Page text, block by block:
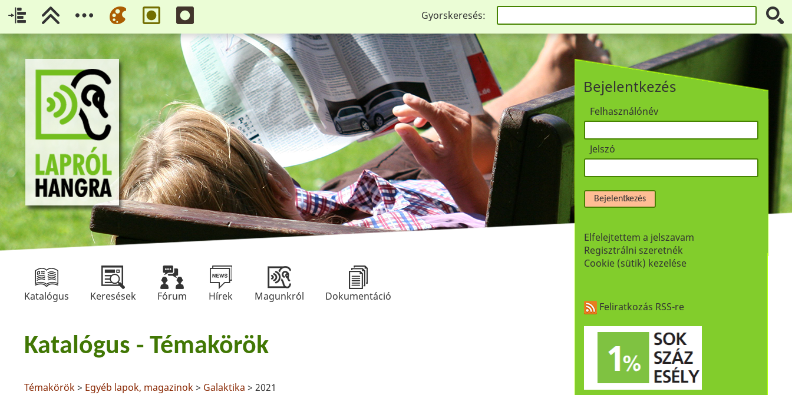
Gyorskeresés:
Bejelentkezés
Felhasználónév
Jelszó
Bejelentkezés
Elfelejtettem a jelszavam
Regisztrálni szeretnék
Cookie (sütik) kezelése
Katalógus Keresések Fórum Hírek Magunkról Dokumentáció
Katalógus - Témakörök
Témakörök> Egyéb lapok, magazinok> Galaktika > 2021
Feliratkozás RSS-re